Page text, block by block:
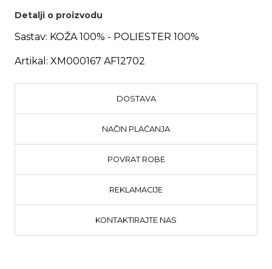
Detalji o proizvodu
Sastav: KOŽA 100% - POLIESTER 100%
Artikal: XM000167 AF12702
DOSTAVA
NAČIN PLAĆANJA
POVRAT ROBE
REKLAMACIJE
KONTAKTIRAJTE NAS